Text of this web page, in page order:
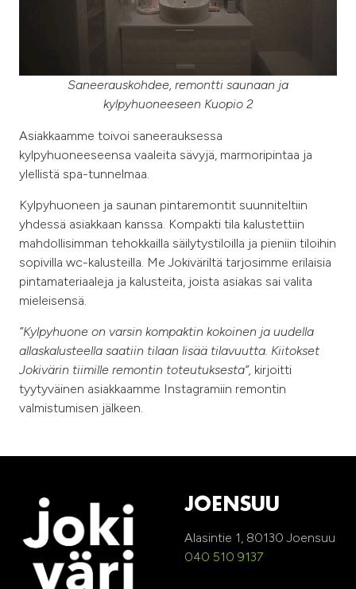
Saneerauskohdee, remontti saunaan ja
kylpyhuoneeseen Kuopio 2
Asiakkaamme toivoi saneerauksessa
kylpyhuoneeseensa vaaleita sävyjä, marmoripintaa ja
ylellistä spa-tunnelmaa.
Kylpyhuoneen ja saunan pintaremontit suunniteltiin
yhdessä asiakkaan kanssa. Kompakti tila kalustettiin
mahdollisimman tehokkailla säilytystiloilla ja pieniin tiloihin
sopivilla wc-kalusteilla. Me Jokiväriltä tarjosimme erilaisia
pintamateriaaleja ja kalusteita, joista asiakas sai valita
mieleisensä.
”Kylpyhuone on varsin kompaktin kokoinen ja uudella
allaskalusteella saatiin tilaan lisää tilavuutta. Kiitokset
Jokivärin tiimille remontin toteutuksesta”, kirjoitti
tyytyväinen asiakkaamme Instagramiin remontin
valmistumisen jälkeen.
JOENSUU
Alasintie 1, 80130 Joensuu
040 510 9137